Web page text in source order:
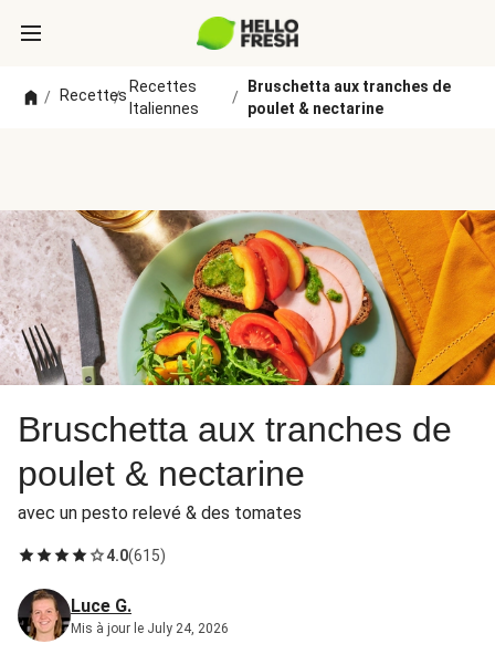
/ Recettes
/
Recettes
Italiennes
/
Bruschetta aux tranches de
poulet & nectarine
Bruschetta aux tranches de
poulet & nectarine
avec un pesto relevé & des tomates
4.0(615)
Luce G.
Mis à jour le July 24, 2026